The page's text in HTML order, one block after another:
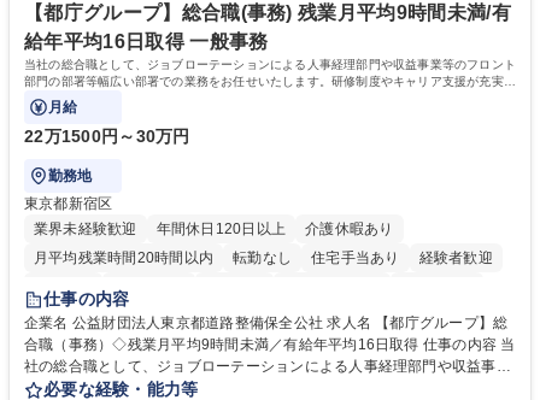
「未来の日常」の創造に向けて持続可能な社会の実現に貢献してまいりま
す。 学歴・資格 学歴：大学院 大学 語学力： 資格：
【都庁グループ】総合職(事務) 残業月平均9時間未満/有
給年平均16日取得 一般事務
当社の総合職として、ジョブローテーションによる人事経理部門や収益事業等のフロント
部門の部署等幅広い部署での業務をお任せいたします。研修制度やキャリア支援が充実し
ております！ ※下記業務詳細
月給
22万1500円～30万円
勤務地
東京都新宿区
業界未経験歓迎
年間休日120日以上
介護休暇あり
月平均残業時間20時間以内
転勤なし 住宅手当あり
経験者歓迎
研修あり
退職金あり
駅近5分以内
資格取得手当あり 食事補助あり
仕事の内容
企業名 公益財団法人東京都道路整備保全公社 求人名 【都庁グループ】総
合職（事務）◇残業月平均9時間未満／有給年平均16日取得 仕事の内容 当
社の総合職として、ジョブローテーションによる人事経理部門や収益事業
等のフロント部門の部署等幅広い部署での業務をお任せいたします。研修
必要な経験・能力等